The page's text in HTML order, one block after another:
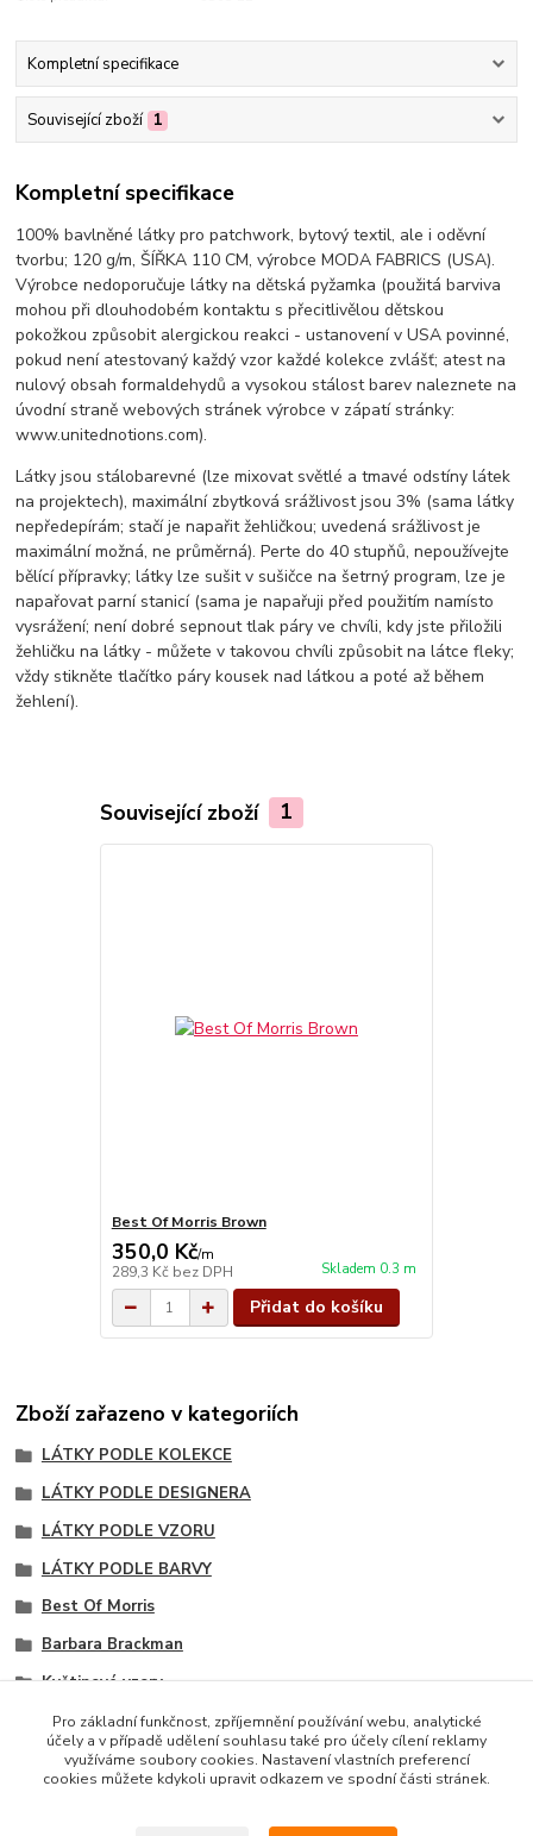
Kompletní specifikace
Související zboží 1
Kompletní specifikace
100% bavlněné látky pro patchwork, bytový textil, ale i oděvní
tvorbu; 120 g/m, ŠÍŘKA 110 CM, výrobce MODA FABRICS (USA).
Výrobce nedoporučuje látky na dětská pyžamka (použitá barviva
mohou při dlouhodobém kontaktu s přecitlivělou dětskou
pokožkou způsobit alergickou reakci - ustanovení v USA povinné,
pokud není atestovaný každý vzor každé kolekce zvlášť; atest na
nulový obsah formaldehydů a vysokou stálost barev naleznete na
úvodní straně webových stránek výrobce v zápatí stránky:
www.unitednotions.com).
Látky jsou stálobarevné (lze mixovat světlé a tmavé odstíny látek
na projektech), maximální zbytková srážlivost jsou 3% (sama látky
nepředepírám; stačí je napařit žehličkou; uvedená srážlivost je
maximální možná, ne průměrná). Perte do 40 stupňů, nepoužívejte
bělící přípravky; látky lze sušit v sušičce na šetrný program, lze je
napařovat parní stanicí (sama je napařuji před použitím namísto
vysrážení; není dobré sepnout tlak páry ve chvíli, kdy jste přiložili
žehličku na látky - můžete v takovou chvíli způsobit na látce fleky;
vždy stikněte tlačítko páry kousek nad látkou a poté až během
žehlení).
Související zboží 1
Best Of Morris Brown
350,0 Kč/m
289,3 Kč bez DPH Skladem 0.3 m
Přidat do košíku
Zboží zařazeno v kategoriích
LÁTKY PODLE KOLEKCE
LÁTKY PODLE DESIGNERA
LÁTKY PODLE VZORU
LÁTKY PODLE BARVY
Best Of Morris
Barbara Brackman
Květinové vzory
Hlavní vzory kolekce
Černé tóny
Pro základní funkčnost, zpříjemnění používání webu, analytické
účely a v případě udělení souhlasu také pro účely cílení reklamy
využíváme soubory cookies. Nastavení vlastních preferencí
cookies můžete kdykoli upravit odkazem ve spodní části stránek.